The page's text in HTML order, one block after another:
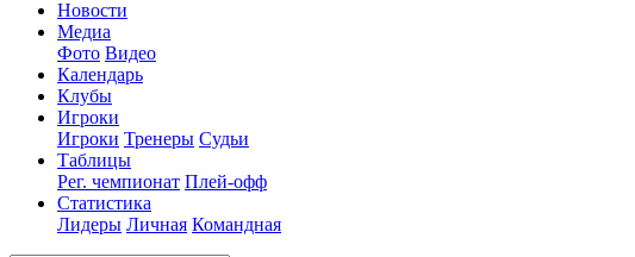
Новости
Медиа
Фото Видео
Календарь
Клубы
Игроки
Игроки Тренеры Судьи
Таблицы
Рег. чемпионат Плей-офф
Статистика
Лидеры Личная Командная